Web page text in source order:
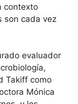
contexto
son cada vez
evaluador
Takiff como
Mónica